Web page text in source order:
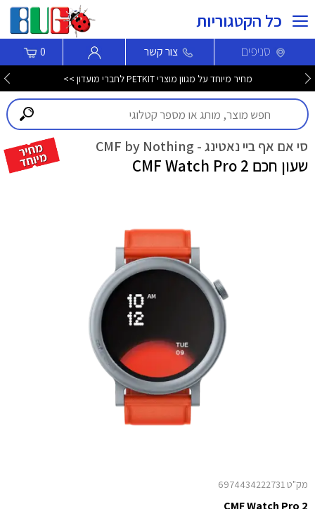
כל הקטגוריות
סניפים צור קשר 0
מחיר מיוחד על מגוון מוצרי PETKIT לחברי מועדון >>
סי אם אף ביי נאטינג - CMF by Nothing
שעון חכם CMF Watch Pro 2
מק"ט 6974434222731
CMF Watch Pro 2